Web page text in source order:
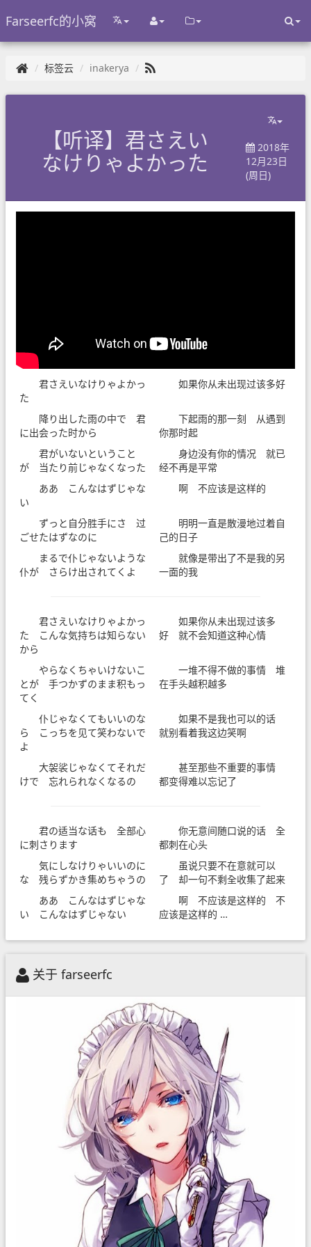
Farseerfc的小窝
标签云 inakerya
【听译】君さえい
なけりゃよかった
2018年
12月23日
(周日)
君さえいなけりゃよかっ
た
如果你从未出现过该多好
降り出した雨の中で 君
に出会った时から
下起雨的那一刻 从遇到
你那时起
君がいないということ
が 当たり前じゃなくなった
身边没有你的情况 就已
经不再是平常
ああ こんなはずじゃな
い
啊 不应该是这样的
ずっと自分胜手にさ 过
ごせたはずなのに
明明一直是散漫地过着自
己的日子
まるで仆じゃないような
仆が さらけ出されてくよ
就像是带出了不是我的另
一面的我
君さえいなけりゃよかっ
た こんな気持ちは知らない
から
如果你从未出现过该多
好 就不会知道这种心情
やらなくちゃいけないこ
とが 手つかずのまま积もっ
てく
一堆不得不做的事情 堆
在手头越积越多
仆じゃなくてもいいのな
ら こっちを见て笑わないで
よ
如果不是我也可以的话
就别看着我这边笑啊
大袈裟じゃなくてそれだ
けで 忘れられなくなるの
甚至那些不重要的事情
都变得难以忘记了
君の适当な话も 全部心
に刺さります
你无意间随口说的话 全
都刺在心头
気にしなけりゃいいのに
な 残らずかき集めちゃうの
虽说只要不在意就可以
了 却一句不剩全收集了起来
ああ こんなはずじゃな
い こんなはずじゃない
啊 不应该是这样的 不
应该是这样的 …
关于 farseerfc